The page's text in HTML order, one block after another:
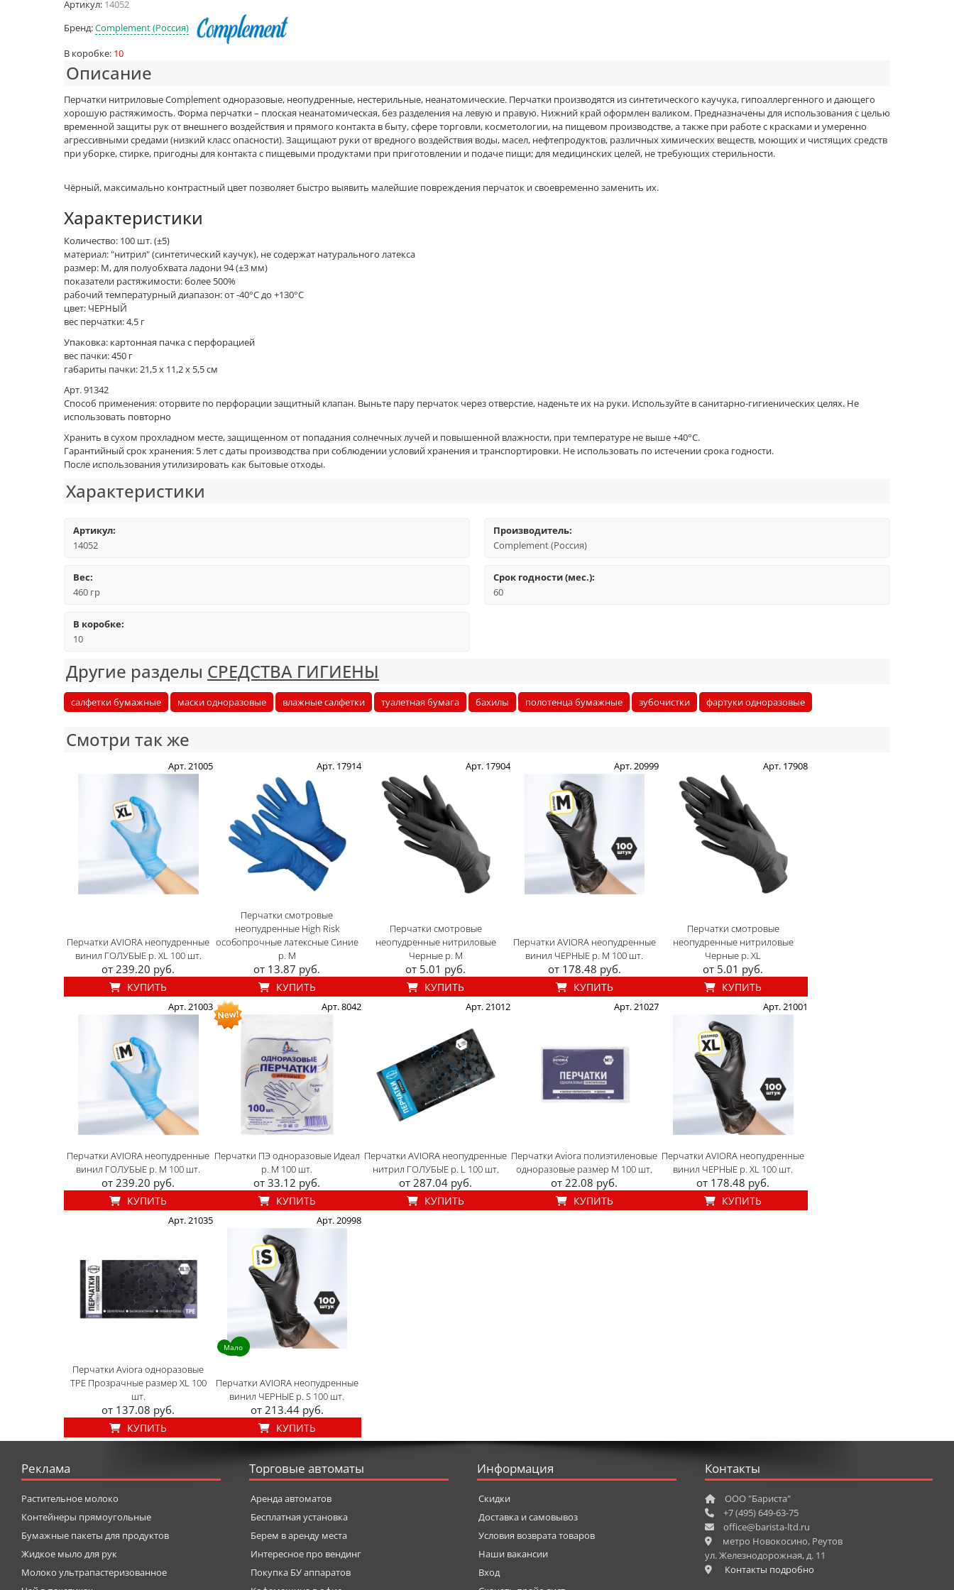
Артикул: 14052
Бренд:Complement (Россия)
В коробке: 10
Описание
Перчатки нитриловые Complement одноразовые, неопудренные, нестерильные, неанатомические. Перчатки производятся из синтетического каучука, гипоаллергенного и дающего
хорошую растяжимость. Форма перчатки – плоская неанатомическая, без разделения на левую и правую. Нижний край оформлен валиком. Предназначены для использования с целью
временной защиты рук от внешнего воздействия и прямого контакта в быту, сфере торговли, косметологии, на пищевом производстве, а также при работе с красками и умеренно
агрессивными средами (низкий класс опасности). Защищают руки от вредного воздействия воды, масел, нефтепродуктов, различных химических веществ, моющих и чистящих средств
при уборке, стирке, пригодны для контакта с пищевыми продуктами при приготовлении и подаче пищи; для медицинских целей, не требующих стерильности.
Чёрный, максимально контрастный цвет позволяет быстро выявить малейшие повреждения перчаток и своевременно заменить их.
Характеристики
Количество: 100 шт. (±5)
материал: "нитрил" (синтетический каучук), не содержат натурального латекса
размер: M, для полуобхвата ладони 94 (±3 мм)
показатели растяжимости: более 500%
рабочий температурный диапазон: от -40°C до +130°C
цвет: ЧЕРНЫЙ
вес перчатки: 4,5 г
Упаковка: картонная пачка с перфорацией
вес пачки: 450 г
габариты пачки: 21,5 х 11,2 х 5,5 см
Арт. 91342
Способ применения: оторвите по перфорации защитный клапан. Выньте пару перчаток через отверстие, наденьте их на руки. Используйте в санитарно-гигиенических целях. Не
использовать повторно
Хранить в сухом прохладном месте, защищенном от попадания солнечных лучей и повышенной влажности, при температуре не выше +40°С.
Гарантийный срок хранения: 5 лет с даты производства при соблюдении условий хранения и транспортировки. Не использовать по истечении срока годности.
После использования утилизировать как бытовые отходы.
Характеристики
Артикул:
14052
Производитель:
Complement (Россия)
Вес:
460 гр
Срок годности (мес.):
60
В коробке:
10
Другие разделы СРЕДСТВА ГИГИЕНЫ
салфетки бумажные маски одноразовые влажные салфетки туалетная бумага бахилы полотенца бумажные зубочистки фартуки одноразовые
Смотри так же
Арт. 21005
Перчатки AVIORA неопудренные
винил ГОЛУБЫЕ р. XL 100 шт.
от 239.20 руб.
КУПИТЬ
Арт. 17914
Перчатки смотровые
неопудренные High Risk
особопрочные латексные Синие
р. M
от 13.87 руб.
КУПИТЬ
Арт. 17904
Перчатки смотровые
неопудренные нитриловые
Черные р. M
от 5.01 руб.
КУПИТЬ
Арт. 20999
Перчатки AVIORA неопудренные
винил ЧЕРНЫЕ р. M 100 шт.
от 178.48 руб.
КУПИТЬ
Арт. 17908
Перчатки смотровые
неопудренные нитриловые
Черные р. XL
от 5.01 руб.
КУПИТЬ
Арт. 21003
Перчатки AVIORA неопудренные
винил ГОЛУБЫЕ р. M 100 шт.
от 239.20 руб.
КУПИТЬ
Арт. 8042
Перчатки ПЭ одноразовые Идеал
р. M 100 шт.
от 33.12 руб.
КУПИТЬ
Арт. 21012
Перчатки AVIORA неопудренные
нитрил ГОЛУБЫЕ р. L 100 шт.
от 287.04 руб.
КУПИТЬ
Арт. 21027
Перчатки Aviora полиэтиленовые
одноразовые размер M 100 шт.
от 22.08 руб.
КУПИТЬ
Арт. 21001
Перчатки AVIORA неопудренные
винил ЧЕРНЫЕ р. XL 100 шт.
от 178.48 руб.
КУПИТЬ
Арт. 21035
Перчатки Aviora одноразовые
TPE Прозрачные размер XL 100
шт.
от 137.08 руб.
КУПИТЬ
Мало
Арт. 20998
Перчатки AVIORA неопудренные
винил ЧЕРНЫЕ р. S 100 шт.
от 213.44 руб.
КУПИТЬ
Реклама
Растительное молоко
Контейнеры прямоугольные
Бумажные пакеты для продуктов
Жидкое мыло для рук
Молоко ультрапастеризованное
Торговые автоматы
Аренда автоматов
Бесплатная установка
Берем в аренду места
Интересное про вендинг
Покупка БУ аппаратов
Информация
Скидки
Доставка и самовывоз
Условия возврата товаров
Наши вакансии
Вход
Контакты
ООО "Бариста"
+7 (495) 649-63-75
office@barista-ltd.ru
метро Новокосино, Реутов
ул. Железнодорожная, д. 11
Контакты подробно